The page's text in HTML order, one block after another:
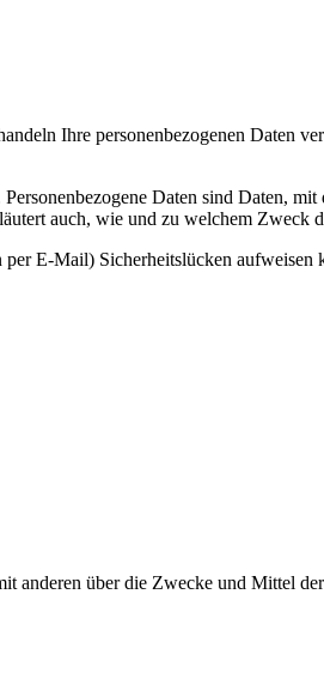
Ihre personenbezogenen Daten
Daten sind Daten,
auch, wie und zu welchem Zweck
E-Mail) Sicherheitslücken
anderen über die Zwecke und Mittel